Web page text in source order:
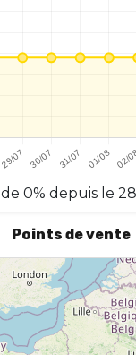
de 0% depuis le
Points de vente